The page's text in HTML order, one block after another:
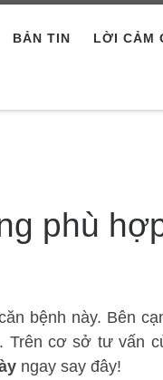
BẢN TIN LỜI CẢM
phù
bệnh này. Bên
Trên cơ sở tư vấn
ngay say đây!